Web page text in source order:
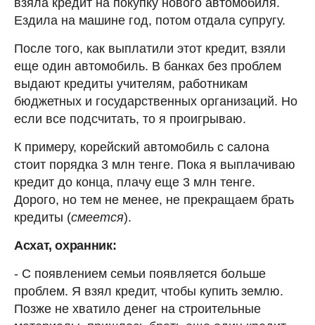
Ездила на машине год, потом отдала супругу.
После того, как выплатили этот кредит, взяли
еще один автомобиль. В банках без проблем
выдают кредиты учителям, работникам
бюджетных и государственных организаций. Но
если все подсчитать, то я проигрываю.
К примеру, корейский автомобиль с салона
стоит порядка 3 млн тенге. Пока я выплачиваю
кредит до конца, плачу еще 3 млн тенге.
Дорого, но тем не менее, не прекращаем брать
кредиты (смеется).
Асхат, охранник:
- С появлением семьи появляется больше
проблем. Я взял кредит, чтобы купить землю.
Позже не хватило денег на строительные